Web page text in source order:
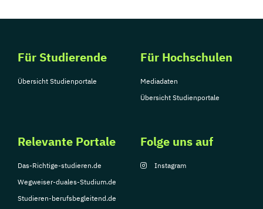
Für Studierende
Übersicht Studienportale
Für Hochschulen
Mediadaten
Übersicht Studienportale
Relevante Portale
Das-Richtige-studieren.de
Wegweiser-duales-Studium.de
Studieren-berufsbegleitend.de
Folge uns auf
Instagram